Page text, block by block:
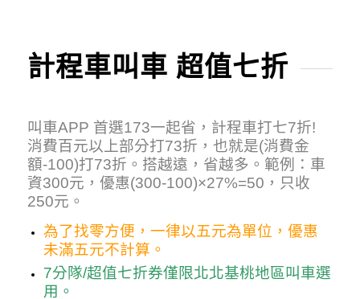
計程車叫車 超值七折
叫車APP 首選173一起省，計程車打七7折!
消費百元以上部分打73折，也就是(消費金
額-100)打73折。搭越遠，省越多。範例：車
資300元，優惠(300-100)×27%=50，只收
250元。
為了找零方便，一律以五元為單位，優惠
未滿五元不計算。
7分隊/超值七折券僅限北北基桃地區叫車選
用。